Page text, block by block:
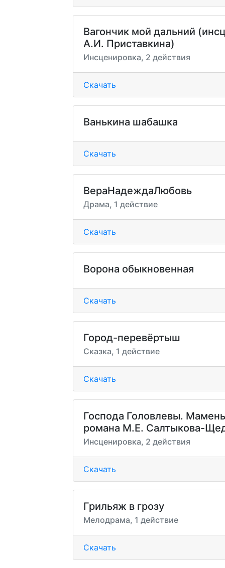
Вагончик мой дальний
А.И. Приставкина)
Инсценировка, 2 действия
Скачать
Ванькина шабашка
Скачать
ВераНадеждаЛюбовь
Драма, 1 действие
Скачать
Ворона обыкновенная
Скачать
Город-перевёртыш
Сказка, 1 действие
Скачать
Господа Головлевы.
романа М.Е. Салтыкова-
Инсценировка, 2 действия
Скачать
Грильяж в грозу
Мелодрама, 1 действие
Скачать